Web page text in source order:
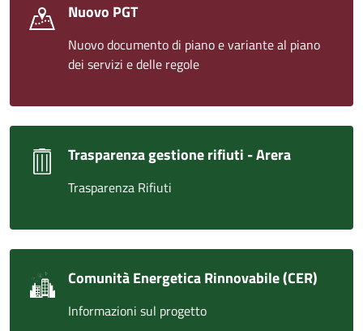
Nuovo PGT
Nuovo documento di piano e variante al piano
dei servizi e delle regole
Trasparenza gestione rifiuti - Arera
Trasparenza Rifiuti
Comunità Energetica Rinnovabile (CER)
Informazioni sul progetto